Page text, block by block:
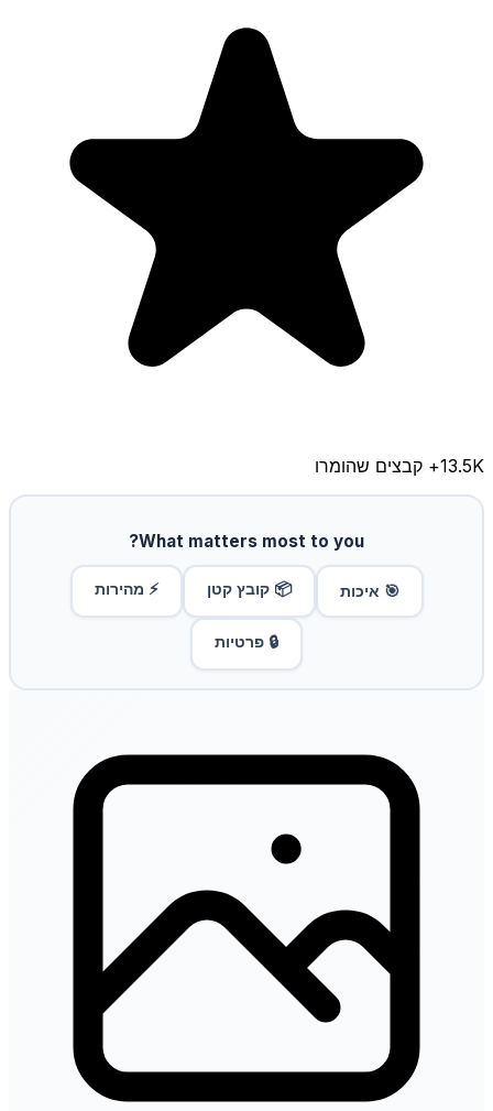
13.5K+ קבצים שהומרו
What matters most to you?
🎯 איכות 📦 קובץ קטן ⚡ מהירות
🔒 פרטיות